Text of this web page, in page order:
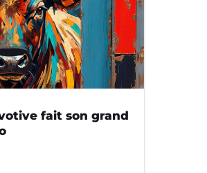
fait son grand